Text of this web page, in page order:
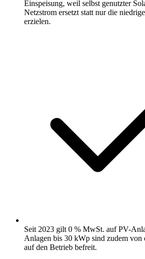
Einspeisung, weil selbst genutzter
Netzstrom ersetzt statt nur die
erzielen.
Seit 2023 gilt 0 % MwSt. auf PV-
Anlagen bis 30 kWp sind zudem von
auf den Betrieb befreit.